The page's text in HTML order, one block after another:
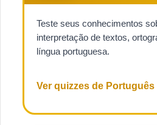
Teste seus conhecimentos
interpretação de textos,
língua portuguesa.
Ver quizzes de Português